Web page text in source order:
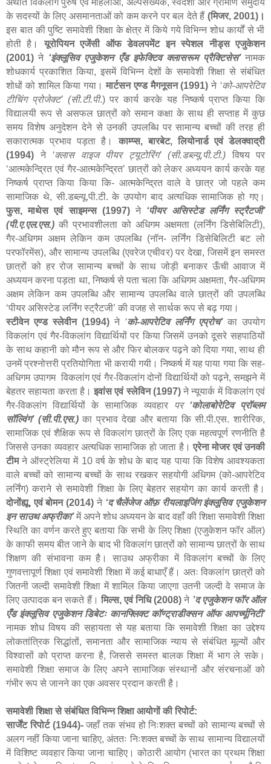
के सदस्यों के लिए असमानताओं को कम करने पर बल देते हैं (मिजर,2001)।
इस बात की पुष्टि समावेशी शिक्षा के क्षेत्र में किये गये विभिन्न शोध कार्यों से भी
होती है।यूरोपियन एजेंसी ऑफ डेवलपमेंट इन स्पेशल नीड्स एजुकेशन
(2001) ने ‘इंक्लूसिव एजुकेशन एँड इफेक्टिव क्लासरूम प्रैक्टिसेस’ नामक
शोधकार्य प्रकाशित किया, इसमें विभिन्न देशों के समावेशी शिक्षा से संबंधित
शोधों को शामिल किया गया।मार्टसन एण्ड मैगनूसन (1991) ने ‘को-आपरेटिव
टीचिंग प्रोजेक्ट’ (सी.टी.पी.) पर कार्य करके यह निष्कर्ष प्राप्त किया कि
विद्यालयी रूप से असफल छात्रों को समान कक्षा के साथ ही सप्ताह में कुछ
समय विशेष अनुदेशन देने से उनकी उपलब्धि पर सामान्य बच्चों की तरह ही
सकारात्मक प्रभाव पड़ता है।काम्प्स,बारबेट,लियोनार्ड एवं डेलक्वाद्री
(1994) ने ‘क्लास वाइज पीयर ट्यूटोरिंग’ (सी.डब्ल्यू.पी.टी.) विषय पर
‘आत्मकेन्द्रित एवं गैर-आत्मकेन्द्रित’ छात्रों को लेकर अध्ययन कार्य करके यह
निष्कर्ष प्राप्त किया किया कि- आत्मकेन्द्रित वाले वे छात्र जो पहले कम
सामाजिक थे, सी.डब्ल्यू.पी.टी. के उपयोग बाद अत्यधिक सामाजिक हो गए।
फुस,माथेस एवं साइमन्स (1997)ने ‘पीयर असिस्टेड लर्निंग स्ट्रैटजी’
(पी.ए.एल.एस.) की प्रभावशीलता को अधिगम अक्षमता (लर्निंग डिसेबिलिटी),
गैर-अधिगम अक्षम लेकिन कम उपलब्धि (नॉन- लर्निंग डिसेबिलिटी बट लो
परफॉरमेंस), और सामान्य उपलब्धि (एवरेज एचीवर) पर देखा, जिसमें इन समस्त
छात्रों को हर रोज सामान्य बच्चों के साथ जोड़ी बनाकर ऊँची आवाज में
अध्ययन करना पड़ता था, निष्कर्ष से पता चला कि अधिगम अक्षमता, गैर-अधिगम
अक्षम लेकिन कम उपलब्धि और सामान्य उपलब्धि वाले छात्रों की उपलब्धि
‘पीयर असिस्टेड लर्निंग स्ट्रैटजी’ की वजह से सार्थक रूप से बढ़ गया।
स्टीवेन एण्ड स्लेवीन (1994) ने ‘को-आपरेटिव लर्निंग एप्रोच’का उपयोग
विकलांग एवं गैर-विकलांग विद्यार्थियों पर किया जिसमें उनको दूसरे सहपाठियों
के साथ कहानी को मौन रूप से और फिर बोलकर पढ़ने को दिया गया,साथ ही
उनमें प्रश्नोत्तरी प्रतियोगिता भी करायी गयी। निष्कर्ष में यह पाया गया कि सह-
अधिगम उपागम विकलांग एवं गैर-विकलांग दोनों विद्यार्थियों को पढ़ने,समझने में
बेहतर सहायता करता है।इवांस एवं स्लेविन (1997)ने न्यूयार्क में विकलांग एवं
गैर-विकलांग विद्यार्थियों के सामाजिक व्यवहार
पर ‘कोलाबोरेटिव प्रॉब्लम
सॉल्विंग’ (सी.पी.एस.)का प्रभाव देखा और बताया कि सी.पी.एस. शारीरिक,
सामाजिक एवं शैक्षिक रूप से विकलांग छात्रों के लिए एक महत्वपूर्ण रणनीति है
जिससे उनका व्यवहार अत्यधिक सामाजिक हो जाता है।एरेना मोजर एवं उनकी
टीमने ऑस्ट्रेलिया में 10 वर्ष के शोध के बाद यह पाया कि विशेष आवश्यकता
वाले बच्चों को सामान्य बच्चों के साथ रखकर सहयोगी अधिगम (को-आपरेटिव
लर्निंग) कराने से समावेशी शिक्षा के लिए बेहतर सहयोग का कार्य करती है।
दोनोंह्यू, एवं बोमन (2014) ने ‘द चैलेंजेज ऑफ़ रीयलाइजिंग इंक्लूसिव एजुकेशन
इन साउथ अफ्रीका’ में अपने शोध अध्ययन के बाद वहाँ की शिक्षा समावेशी शिक्षा
स्थिति का वर्णन करते हुए बताया कि सभी के लिए शिक्षा (एजुकेशन फॉर ऑल)
के काफी समय बीत जाने के बाद भी विकलांग छात्रों को सामान्य छात्रों के साथ
शिक्षण की संभावना कम है। साउथ अफ्रीका में विकलांग बच्चों के लिए
गुणवत्तापूर्ण शिक्षा एवं समावेशी शिक्षा में कई बाधाएँ हैं। अतः विकलांग छात्रों को
जितनी जल्दी समावेशी शिक्षा में शामिल किया जाएगा उतनी जल्दी वे समाज के
लिए उत्पादक बन सकते हैं।मिल्स,एवं निधि (2008) ने ’द एजुकेशन फॉर ऑल
एँड इंक्लूसिव एजुकेशन डिबेटः कानफ्लिक्ट कॉण्ट्राडीक्सन ऑफ आपर्च्यूनिटी’
नामक शोध विषय की सहायता से यह बताया कि समावेशी शिक्षा का उद्देश्य
लोकतांत्रिक सिद्धांतों, समानता और सामाजिक न्याय से संबंधित मूल्यों और
विश्वासों को प्राप्त करना है,जिससे समस्त बालक शिक्षा में भाग ले सके।
समावेशी शिक्षा समाज के लिए अपने सामाजिक संस्थानों और संरचनाओं को
गंभीर रूप से जानने का एक अवसर प्रदान करती है।
समावेशी शिक्षा से संबंधित विभिन्न शिक्षा आयोगों की रिपोर्ट:
सार्जेंट रिपोर्ट (1944)- जहाँ तक संभव हो निःशक्त बच्चों को सामान्य बच्चों से
अलग नहीं किया जाना चाहिए,अंततः निःशक्त बच्चों के साथ सामान्य विद्यालयों
में विशिष्ट व्यवहार किया जाना चाहिए। कोठारी आयोग (भारत का प्रथम शिक्षा